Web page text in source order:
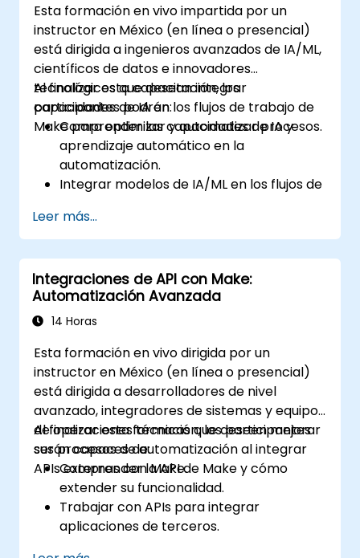
Esta formación en vivo impartida por un
instructor en México (en línea o presencial)
está dirigida a ingenieros avanzados de IA/ML,
científicos de datos e innovadores
tecnológicos que desean integrar
capacidades de IA en los flujos de trabajo de
Make para optimizar y automatizar procesos.
Al finalizar esta capacitación, los
participantes podrán:
Comprender las capacidades de IA y
aprendizaje automático en la
automatización.
Integrar modelos de IA/ML en los flujos de
Implementar análisis de sentimiento,
modelado predictivo y toma de
decisiones basada en datos.
Optimizar y escalar flujos de trabajo
automatizados impulsados por IA.
Leer más...
Integraciones de API con Make:
Automatización Avanzada
14 Horas
Esta formación en vivo dirigida por un
instructor en México (en línea o presencial)
está dirigida a desarrolladores de nivel
avanzado, integradores de sistemas y equipos
de operaciones técnicas que deseen mejorar
sus procesos de automatización al integrar
APIs externas con Make.
Al finalizar esta formación, los participantes
serán capaces de:
Comprender la API de Make y cómo
extender su funcionalidad.
Trabajar con APIs para integrar
aplicaciones de terceros.